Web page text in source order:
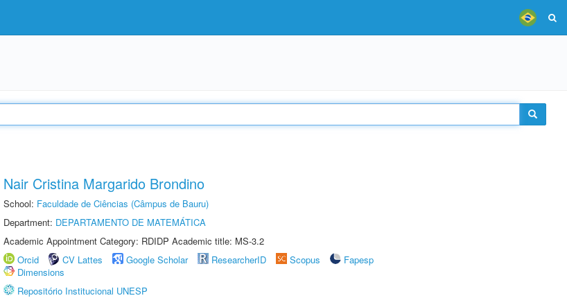
Nair Cristina Margarido Brondino
School: Faculdade de Ciências (Câmpus de Bauru)
Department: DEPARTAMENTO DE MATEMÁTICA
Academic Appointment Category: RDIDP Academic title: MS-3.2
Orcid
CV Lattes Google Scholar ResearcherID Scopus
Fapesp
Dimensions
Repositório Institucional UNESP